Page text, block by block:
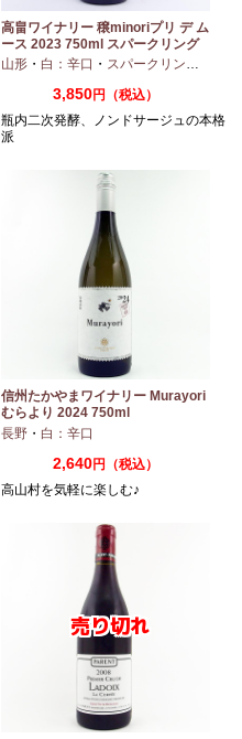
高畠ワイナリー 穣minoriプリ デ ム
ース 2023 750ml スパークリング
ワイン
山形 ・ 白：辛口 ・ スパークリングワイン
3,850円（税込）
瓶内二次発酵、ノンドサージュの本格
派
信州たかやまワイナリー Murayori
むらより 2024 750ml
長野 ・ 白：辛口
2,640円（税込）
高山村を気軽に楽しむ♪